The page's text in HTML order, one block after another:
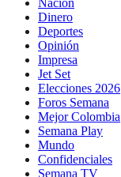
Dinero
Deportes
Opinión
Impresa
Jet Set
Elecciones 2026
Foros Semana
Mejor Colombia
Semana Play
Mundo
Confidenciales
Semana TV